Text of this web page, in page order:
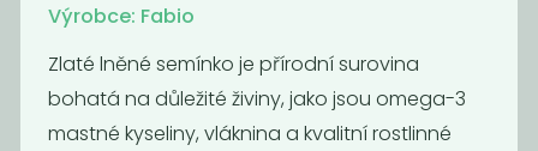
Výrobce: Fabio
Zlaté lněné semínko je přírodní surovina
bohatá na důležité živiny, jako jsou omega-3
mastné kyseliny, vláknina a kvalitní rostlinné